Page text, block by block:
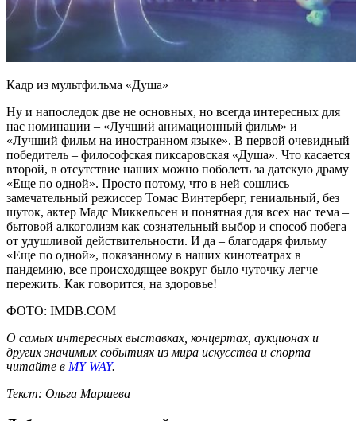
Кадр из мультфильма «Душа»
Ну и напоследок две не основных, но всегда интересных для
нас номинации – «Лучший анимационный фильм» и
«Лучший фильм на иностранном языке». В первой очевидный
победитель – философская пиксаровская «Душа». Что касается
второй, в отсутствие наших можно поболеть за датскую драму
«Еще по одной». Просто потому, что в ней сошлись
замечательный режиссер Томас Винтерберг, гениальный, без
шуток, актер Мадс Миккельсен и понятная для всех нас тема –
бытовой алкоголизм как сознательный выбор и способ побега
от удушливой действительности. И да – благодаря фильму
«Еще по одной», показанному в наших кинотеатрах в
пандемию, все происходящее вокруг было чуточку легче
пережить. Как говорится, на здоровье!
ФОТО: IMDB.COM
О самых интересных выставках, концертах, аукционах и
других значимых событиях из мира искусства и спорта
читайте в MY WAY.
Текст: Ольга Маршева